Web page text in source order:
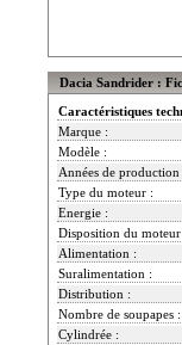
Dacia Sandrider :
Caractéristiques
Marque :
Modèle :
Années de production
Type du moteur :
Energie :
Disposition du
Alimentation :
Suralimentation :
Distribution :
Nombre de soupapes :
Cylindrée :